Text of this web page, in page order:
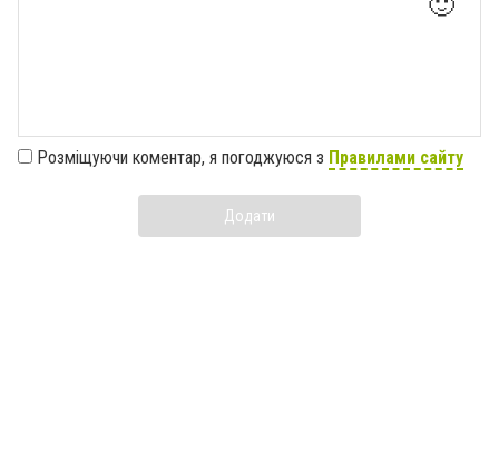
Розміщуючи коментар, я погоджуюся з Правилами сайту
Додати